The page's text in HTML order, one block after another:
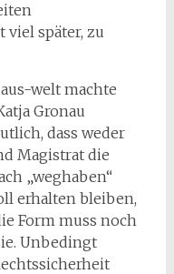
später, zu
welt machte
Gronau
dass weder
Magistrat die
„weghaben“
erhalten bleiben,
Form muss noch
Unbedingt